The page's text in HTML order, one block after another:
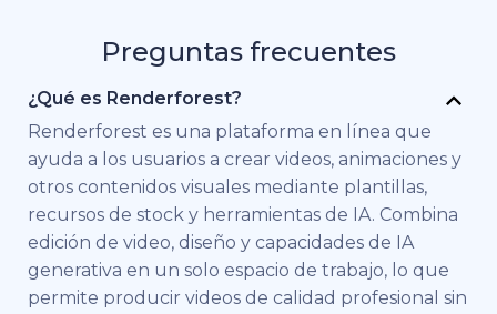
Preguntas frecuentes
¿Qué es Renderforest?
Renderforest es una plataforma en línea que
ayuda a los usuarios a crear videos, animaciones y
otros contenidos visuales mediante plantillas,
recursos de stock y herramientas de IA. Combina
edición de video, diseño y capacidades de IA
generativa en un solo espacio de trabajo, lo que
permite producir videos de calidad profesional sin